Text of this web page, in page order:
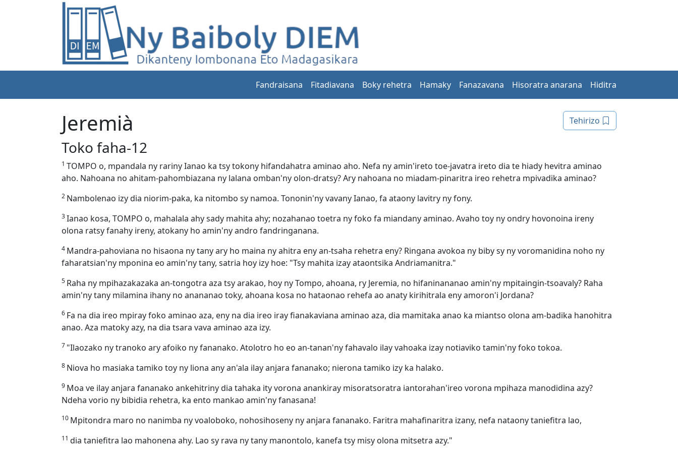
Fandraisana Fitadiavana Boky rehetra Hamaky Fanazavana Hisoratra anarana Hiditra
Tehirizo
Jeremià
Toko faha-12
1 TOMPO o, mpandala ny rariny Ianao ka tsy tokony hifandahatra aminao aho. Nefa ny amin'ireto toe-javatra ireto dia te hiady hevitra aminao
aho. Nahoana no ahitam-pahombiazana ny lalana omban'ny olon-dratsy? Ary nahoana no miadam-pinaritra ireo rehetra mpivadika aminao?
2 Nambolenao izy dia niorim-paka, ka nitombo sy namoa. Tononin'ny vavany Ianao, fa ataony lavitry ny fony.
3Ianao kosa, TOMPO o, mahalala ahy sady mahita ahy; nozahanao toetra ny foko fa miandany aminao. Avaho toy ny ondry hovonoina ireny
olona ratsy fanahy ireny, atokany ho amin'ny andro fandringanana.
4 Mandra-pahoviana no hisaona ny tany ary ho maina ny ahitra eny an-tsaha rehetra eny? Ringana avokoa ny biby sy ny voromanidina noho ny
faharatsian'ny mponina eo amin'ny tany, satria hoy izy hoe: "Tsy mahita izay ataontsika Andriamanitra."
5 Raha ny mpihazakazaka an-tongotra aza tsy arakao, hoy ny Tompo, ahoana, ry Jeremia, no hifaninananao amin'ny mpitaingin-tsoavaly? Raha
amin'ny tany milamina ihany no anananao toky, ahoana kosa no hataonao rehefa ao anaty kirihitrala eny amoron'i Jordana?
6 Fa na dia ireo mpiray foko aminao aza, eny na dia ireo iray fianakaviana aminao aza, dia mamitaka anao ka miantso olona am-badika hanohitra
anao. Aza matoky azy, na dia tsara vava aminao aza izy.
7 "Ilaozako ny tranoko ary afoiko ny fananako. Atolotro ho eo an-tanan'ny fahavalo ilay vahoaka izay notiaviko tamin'ny foko tokoa.
8 Niova ho masiaka tamiko toy ny liona any an'ala ilay anjara fananako; nierona tamiko izy ka halako.
9 Moa ve ilay anjara fananako ankehitriny dia tahaka ity vorona anankiray misoratsoratra iantorahan'ireo vorona mpihaza manodidina azy?
Ndeha vorio ny bibidia rehetra, ka ento mankao amin'ny fanasana!
10 Mpitondra maro no nanimba ny voaloboko, nohosihoseny ny anjara fananako. Faritra mahafinaritra izany, nefa nataony taniefitra lao,
11 dia taniefitra lao mahonena ahy. Lao sy rava ny tany manontolo, kanefa tsy misy olona mitsetra azy."